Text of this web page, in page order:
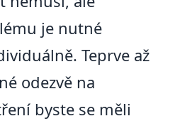
je nutné
Teprve až
odezvě na
byste se měli